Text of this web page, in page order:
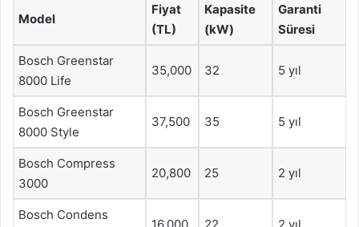
Model
Fiyat
(TL)
Kapasite
(kW)
Garanti
Süresi
Bosch Greenstar
8000 Life
35,000 32 5 yıl
Bosch Greenstar
8000 Style
37,500 35 5 yıl
Bosch Compress
3000
20,800 25 2 yıl
Bosch Condens
16,000 22 2 yıl